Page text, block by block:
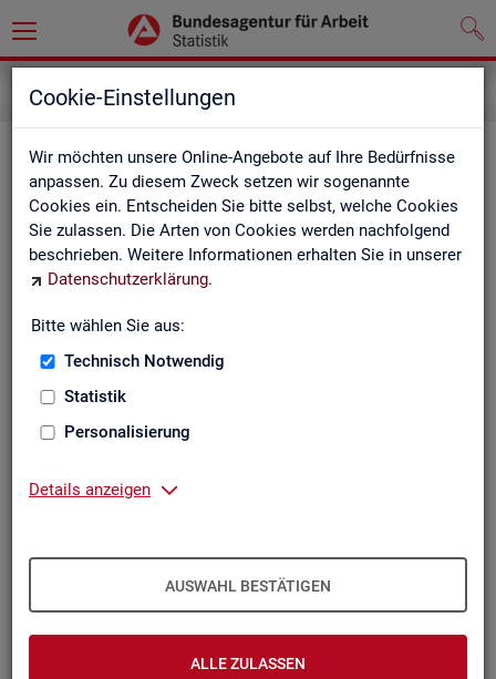
Cookie-Einstellungen
Wir möchten unsere Online-Angebote auf Ihre Bedürfnisse
anpassen. Zu diesem Zweck setzen wir sogenannte
Cookies ein. Entscheiden Sie bitte selbst, welche Cookies
Sie zulassen. Die Arten von Cookies werden nachfolgend
beschrieben. Weitere Informationen erhalten Sie in unserer
Datenschutzerklärung.
Bitte wählen Sie aus:
Technisch Notwendig
Statistik
Personalisierung
Details anzeigen
AUSWAHL BESTÄTIGEN
ALLE ZULASSEN
In­halts­ver­zeich­nis
Sta­tis­ti­ken
Rund­schau Ar­beits­markt
Mo­nats­be­richt
Eck­wer­te des Ar­beits­mark­tes und der Grund­si­che­
rung
Eck­wer­te Ar­beits­markt
Ar­beits­markt in Deutsch­land
Zah­len, Daten, Fak­ten - Struk­tur­da­ten und -in­di­ka­to­
Früh­in­di­ka­to­ren für den Ar­beits­markt
Sai­son­be­rei­nig­te Zeit­rei­hen